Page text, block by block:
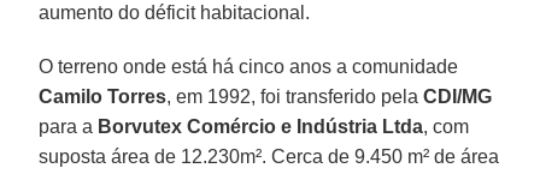
aumento do déficit habitacional.
O terreno onde está há cinco anos a comunidade
Camilo Torres, em 1992, foi transferido pelaCDI/MG
para a Borvutex Comércio e Indústria Ltda, com
suposta área de 12.230m². Cerca de 9.450 m² de área